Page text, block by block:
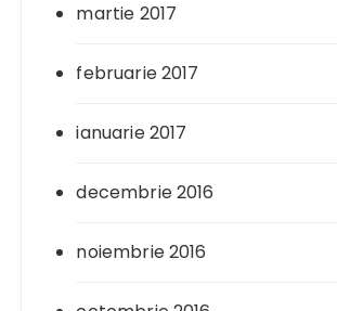
martie 2017
februarie 2017
ianuarie 2017
decembrie 2016
noiembrie 2016